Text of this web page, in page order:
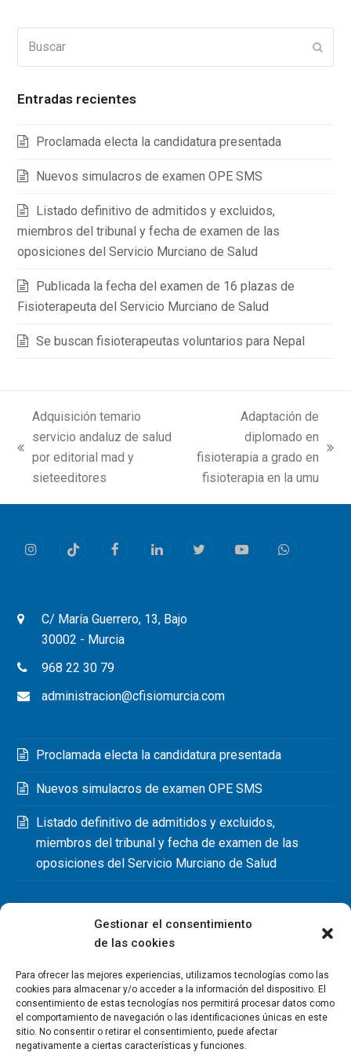
Gestionar el consentimiento
de las cookies
Para ofrecer las mejores experiencias, utilizamos tecnologías como las
cookies para almacenar y/o acceder a la información del dispositivo. El
consentimiento de estas tecnologías nos permitirá procesar datos como
el comportamiento de navegación o las identificaciones únicas en este
sitio. No consentir o retirar el consentimiento, puede afectar
negativamente a ciertas características y funciones.
Entradas recientes
Proclamada electa la candidatura presentada
Nuevos simulacros de examen OPE SMS
Listado definitivo de admitidos y excluidos,
miembros del tribunal y fecha de examen de las
oposiciones del Servicio Murciano de Salud
Publicada la fecha del examen de 16 plazas de
Fisioterapeuta del Servicio Murciano de Salud
Se buscan fisioterapeutas voluntarios para Nepal
previous
post:
Adquisición temario
servicio andaluz de salud
por editorial mad y
sieteeditores
next
post:
Adaptación de
diplomado en
fisioterapia a grado en
fisioterapia en la umu
InstagramTiktok FacebookLinkedInTwitterYoutubeWhatsapp
C/ María Guerrero, 13, Bajo
30002 - Murcia
968 22 30 79
administracion@cfisiomurcia.com
Proclamada electa la candidatura presentada
Nuevos simulacros de examen OPE SMS
Listado definitivo de admitidos y excluidos,
miembros del tribunal y fecha de examen de las
oposiciones del Servicio Murciano de Salud